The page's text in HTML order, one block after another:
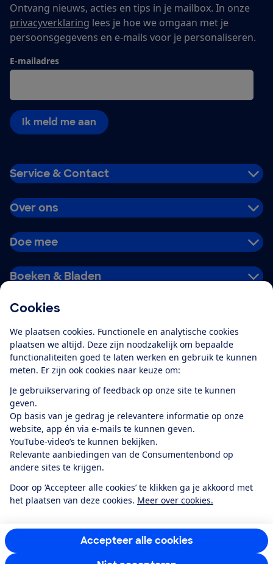
Cookies
We plaatsen cookies. Functionele en analytische cookies
plaatsen we altijd. Deze zijn noodzakelijk om bepaalde
functionaliteiten goed te laten werken en gebruik te kunnen
meten. Er zijn ook cookies naar keuze om:
Je gebruikservaring of feedback op onze site te kunnen
geven.
Op basis van je gedrag je relevantere informatie op onze
website, app én via e-mails te kunnen geven.
YouTube-video’s te kunnen bekijken.
Relevante aanbiedingen van de Consumentenbond op
andere sites te krijgen.
Door op ‘Accepteer alle cookies’ te klikken ga je akkoord met
het plaatsen van deze cookies. Meer over cookies.
Accepteer alle cookies
Ontvang nieuws, acties en tips in je mailbox. In onze
privacyverklaring lees je hoe we omgaan met je
persoonsgegevens en e-mails voor je personaliseren.
E-mailadres
Ik meld me aan
Service & Contact
Over ons
Doe mee
Boeken & Bladen
Alles over de
app
Algemene Voorwaarden
Privacyverklaring
Cookiebeleid
Privacyvoorkeuren
Toegankelijkheid
RSS-feed nieuws
Facebook
TwitterInstagram
YoutubeLinkedIn
12.901consumentenbeoordelen de Consumentenbondmet gemiddeld